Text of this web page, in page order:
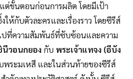
ขั้นตอนก่อนการผลิต โดยมีเป้า
ห้กับตัวละครและเรื่องราว โดยซีรีส์
ปที่ความสัมพันธ์ที่ซับซ้อนและความ
นีวอนกยอง กับ พระเจ้าแทจง (อีบัง
ระมเหสี และในส่วนท้ายของซีรีส์